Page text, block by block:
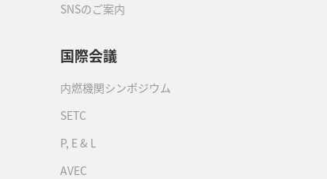
SNSのご案内
国際会議
内燃機関シンポジウム
SETC
P, E & L
AVEC